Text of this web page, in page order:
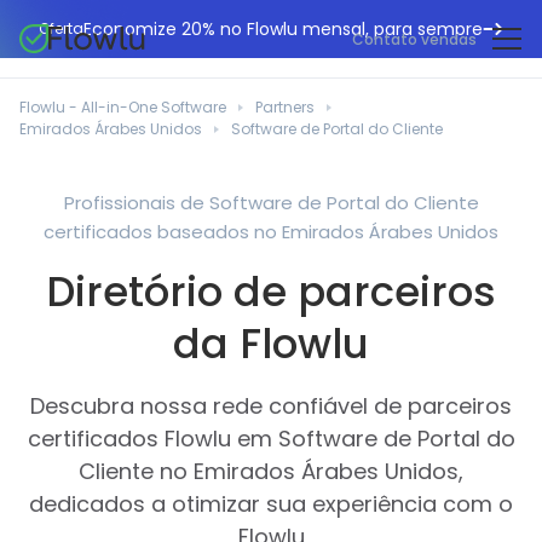
OfertaEconomize 20% no Flowlu mensal, para sempre
Contato vendas
Gestão de projetos
Faturação online
Ferramentas de colaboração
Gestão financeira
Projetos ágeis
Base de conhecimento
Agências de marketing
Departamentos de TI
Profissionais jurídicos
Instituições educacionais
Empresas de fabrico
Pequenos negócios
Planeadores de eventos
Central de ajuda
Blogue Flowlu
Estudos de caso
Casos de utilização
Ferramentas gratuitas
Português
Flowlu - All-in-One Software
Partners
Emirados Árabes Unidos
Software de Portal do Cliente
Profissionais de Software de Portal do Cliente
certificados baseados no Emirados Árabes Unidos
Diretório de parceiros
da Flowlu
Descubra nossa rede confiável de parceiros
certificados Flowlu em Software de Portal do
Cliente no Emirados Árabes Unidos,
dedicados a otimizar sua experiência com o